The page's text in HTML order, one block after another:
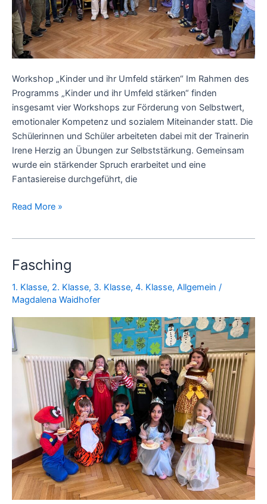
Workshop „Kinder und ihr Umfeld stärken“ Im Rahmen des
Programms „Kinder und ihr Umfeld stärken“ finden
insgesamt vier Workshops zur Förderung von Selbstwert,
emotionaler Kompetenz und sozialem Miteinander statt. Die
Schülerinnen und Schüler arbeiteten dabei mit der Trainerin
Irene Herzig an Übungen zur Selbststärkung. Gemeinsam
wurde ein stärkender Spruch erarbeitet und eine
Fantasiereise durchgeführt, die
Read More »
Fasching
1. Klasse, 2. Klasse, 3. Klasse, 4. Klasse, Allgemein /
Magdalena Waidhofer
Fasching